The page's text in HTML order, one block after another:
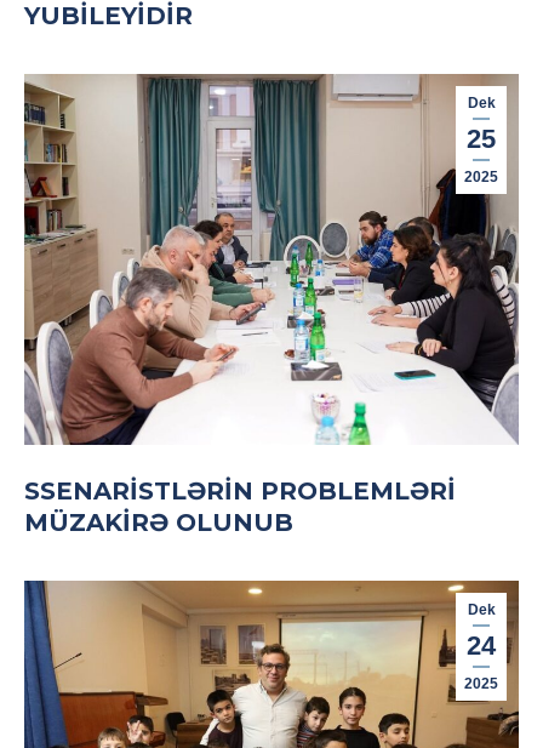
YUBILEYIDIR
Dek
25
2025
SSENARISTLƏRIN PROBLEMLƏRI
MÜZAKIRƏ OLUNUB
Dek
24
2025